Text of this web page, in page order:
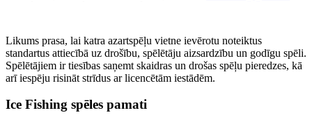
Likums prasa, lai katra azartspēļu vietne ievērotu noteiktus
standartus attiecībā uz drošību, spēlētāju aizsardzību un godīgu spēli.
Spēlētājiem ir tiesības saņemt skaidras un drošas spēļu pieredzes, kā
arī iespēju risināt strīdus ar licencētām iestādēm.
Ice Fishing spēles pamati